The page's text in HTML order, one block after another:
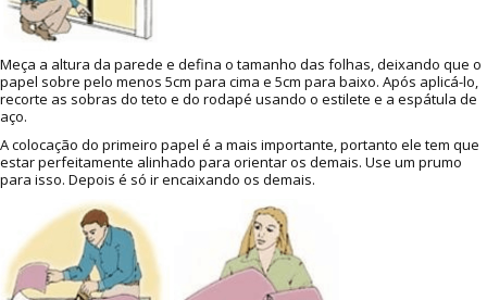
Meça a altura da parede e defina o tamanho das folhas, deixando que o
papel sobre pelo menos 5cm para cima e 5cm para baixo. Após aplicá-lo,
recorte as sobras do teto e do rodapé usando o estilete e a espátula de
aço.
A colocação do primeiro papel é a mais importante, portanto ele tem que
estar perfeitamente alinhado para orientar os demais. Use um prumo
para isso. Depois é só ir encaixando os demais.